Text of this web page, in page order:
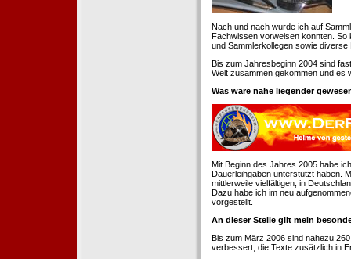
Nach und nach wurde ich auf
Fachwissen vorweisen konnten. So
und Sammlerkollegen sowie
Bis zum Jahresbeginn 2004 sind
Welt zusammen gekommen und es
Was wäre nahe liegender
Mit Beginn des Jahres 2005 habe
Dauerleihgaben unterstützt haben.
mittlerweile vielfältigen, in
Dazu habe ich im neu
vorgestellt.
An dieser Stelle gilt mein
Bis zum März 2006 sind nahezu
verbessert, die Texte zusätzlich in